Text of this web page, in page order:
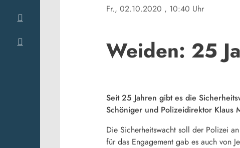
Fr., 02.10.2020 , 10:40 Uhr
Weiden: 25
Seit 25 Jahren gibt es die
Schöniger und Polizeidirektor Klaus
Die Sicherheitswacht soll der Polizei
für das Engagement gab es auch von